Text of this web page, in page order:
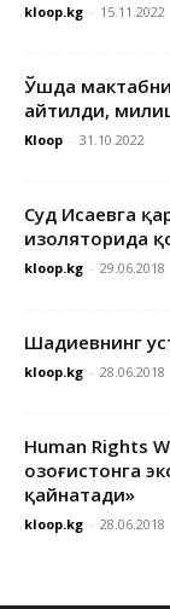
kloop.kg - 15.11.2022
Ўшда
айтилди,
Kloop - 31.10.2022
Суд Исаевга
изоляторида
kloop.kg - 29.06.2018
Шадиевнинг
kloop.kg - 28.06.2018
Human Rights
Қозоғистонга
қайнатади»
kloop.kg - 28.06.2018